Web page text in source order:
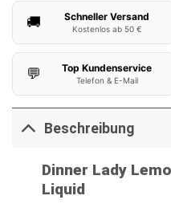
🚚 Schneller Versand
Kostenlos ab 50 €
💬 Top Kundenservice
Telefon & E-Mail
Beschreibung
Dinner Lady
Liquid